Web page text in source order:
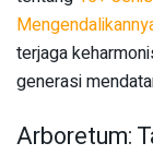
terjaga
generasi
Arboretum: